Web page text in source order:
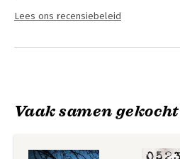
Lees ons recensiebeleid
Vaak samen gekocht